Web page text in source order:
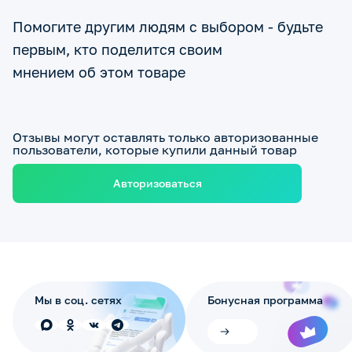
Помогите другим людям с выбором - будьте
первым, кто поделится своим
мнением об этом товаре
Отзывы могут оставлять только авторизованные
пользователи, которые купили данный товар
Авторизоваться
Мы в соц. сетях Бонусная программа